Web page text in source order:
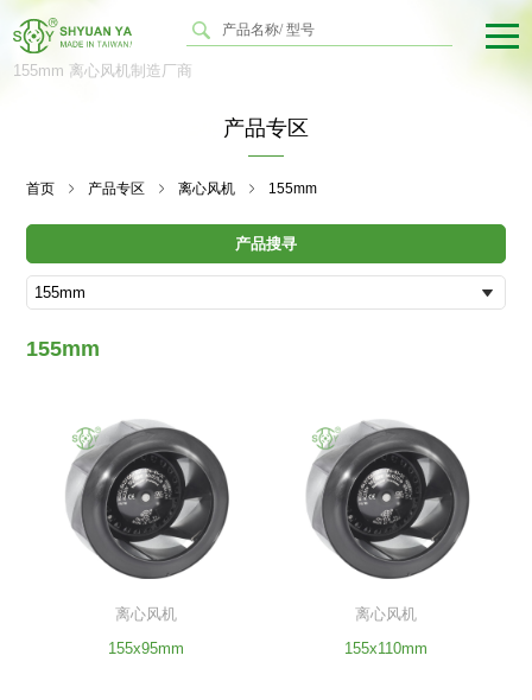
155mm 离心风机制造厂商
产品专区
首页 产品专区 离心风机 155mm
产品搜寻
155mm
离心风机
155x95mm
离心风机
155x110mm